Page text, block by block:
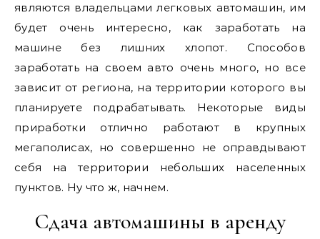
являются владельцами легковых автомашин, им
будет очень интересно, как заработать на
машине без лишних хлопот. Способов
заработать на своем авто очень много, но все
зависит от региона, на территории которого вы
планируете подрабатывать. Некоторые виды
приработки отлично работают в крупных
мегаполисах, но совершенно не оправдывают
себя на территории небольших населенных
пунктов. Ну что ж, начнем.
Сдача автомашины в аренду